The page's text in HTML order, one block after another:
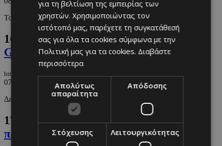
Το στιγμιότυπο που μοιράστηκε.
16.
Ήβη Αδάμου: Πόζαρε με την Lady
Gaga
https://m.must.com.cy/gr/people/celebs/ibi-adamoy-pozare-me-tin-lady-gaga
07/02/2024
CELEBS
Δείτε την φωτογραφία που ανάρτησε
17.
Ήβη Αδάμου: «Γιατί μιλάς έτσι στο
παιδί σου;»
για τη βελτίωση της εμπειρίας των
χρηστών. Χρησιμοποιώντας τον
ιστότοπό μας, παρέχετε τη συγκατάθεσή
σας για όλα τα cookies σύμφωνα με την
Πολιτική μας για τα cookies. Διαβάστε
περισσότερα
Απολύτως
απαραίτητα
Απόδοσης
Στόχευσης Λειτουργικότητας